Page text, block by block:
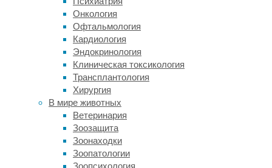
Онкология
Офтальмология
Кардиология
Эндокринология
Клиническая токсикология
Трансплантология
Хирургия
В мире животных
Ветеринария
Зоозащита
Зоонаходки
Зоопатологии
Зоопсихология
проводят
глубокую
аналитику
природных
данных
человека.
процессе
первичной
консультации
мастера
детально
изучают